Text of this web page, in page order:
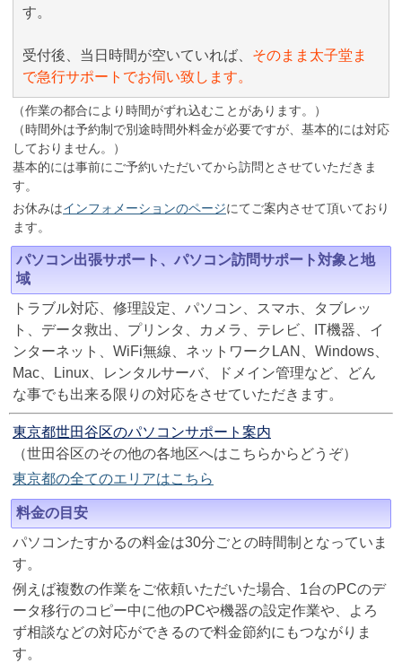
す。
受付後、当日時間が空いていれば、 そのまま太子堂ま
で急行サポートでお伺い致します。
（作業の都合により時間がずれ込むことがあります。）
（時間外は予約制で別途時間外料金が必要ですが、基本的には対応
しておりません。）
基本的には事前にご予約いただいてから訪問とさせていただきま
す。
お休みはインフォメーションのページにてご案内させて頂いており
ます。
パソコン出張サポート、パソコン訪問サポート対象と地
域
トラブル対応、修理設定、パソコン、スマホ、タブレッ
ト、データ救出、プリンタ、カメラ、テレビ、IT機器、イ
ンターネット、WiFi無線、ネットワークLAN、Windows、
Mac、Linux、レンタルサーバ、ドメイン管理など、どん
な事でも出来る限りの対応をさせていただきます。
東京都世田谷区のパソコンサポート案内
（世田谷区のその他の各地区へはこちらからどうぞ）
東京都の全てのエリアはこちら
料金の目安
パソコンたすかるの料金は30分ごとの時間制となっていま
す。
例えば複数の作業をご依頼いただいた場合、1台のPCのデ
ータ移行のコピー中に他のPCや機器の設定作業や、よろ
ず相談などの対応ができるので料金節約にもつながりま
す。